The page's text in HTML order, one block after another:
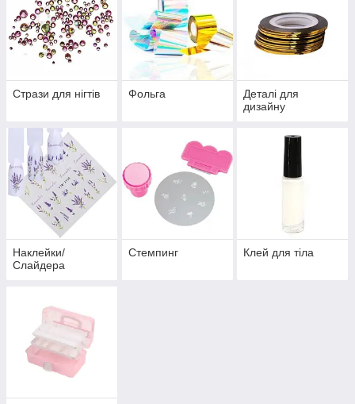
Стрази для нігтів Фольга
Деталі для
дизайну
Наклейки/
Слайдера
Стемпинг Клей для тіла